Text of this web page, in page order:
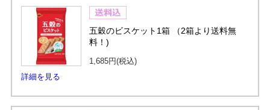
詳細を見る
五穀のビスケット1箱 （2箱より送料無
料！)
1,685円(税込)